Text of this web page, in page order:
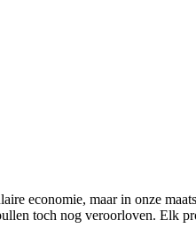
economie, maar in onze
toch nog veroorloven. Elk